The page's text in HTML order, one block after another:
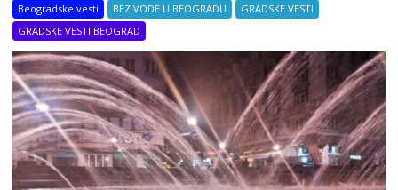
Beogradske vesti
BEZ VODE U BEOGRADU
GRADSKE VESTI
GRADSKE VESTI BEOGRAD